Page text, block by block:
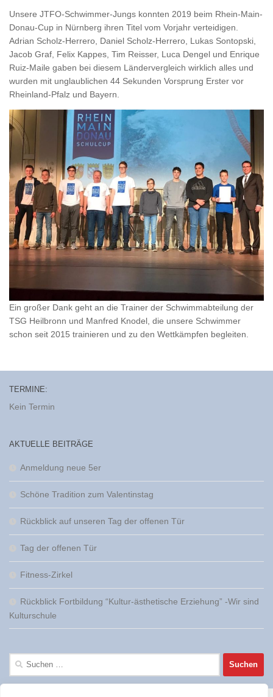
Unsere JTFO-Schwimmer-Jungs konnten 2019 beim Rhein-Main-
Donau-Cup in Nürnberg ihren Titel vom Vorjahr verteidigen.
Adrian Scholz-Herrero, Daniel Scholz-Herrero, Lukas Sontopski,
Jacob Graf, Felix Kappes, Tim Reisser, Luca Dengel und Enrique
Ruiz-Maile gaben bei diesem Ländervergleich wirklich alles und
wurden mit unglaublichen 44 Sekunden Vorsprung Erster vor
Rheinland-Pfalz und Bayern.
Ein großer Dank geht an die Trainer der Schwimmabteilung der
TSG Heilbronn und Manfred Knodel, die unsere Schwimmer
schon seit 2015 trainieren und zu den Wettkämpfen begleiten.
TERMINE:
Kein Termin
AKTUELLE BEITRÄGE
Anmeldung neue 5er
Schöne Tradition zum Valentinstag
Rückblick auf unseren Tag der offenen Tür
Tag der offenen Tür
Fitness-Zirkel
Rückblick Fortbildung “Kultur-ästhetische Erziehung” -Wir sind
Kulturschule
Suchen